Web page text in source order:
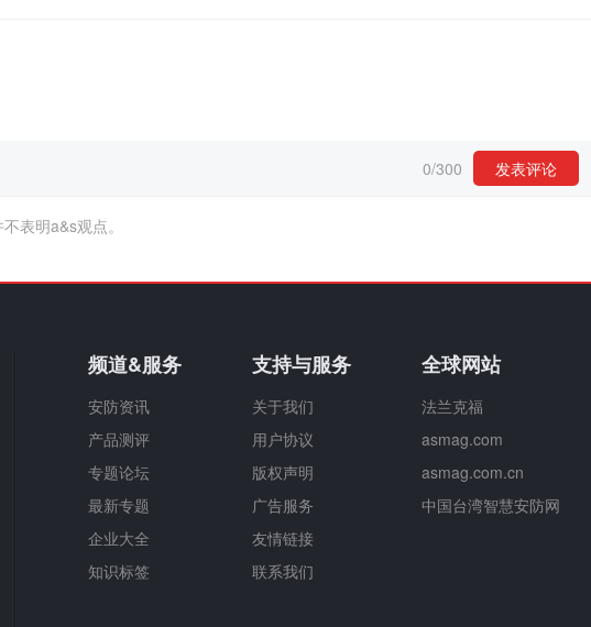
0/300 发表评论
表明a&s观点。
频道&服务
安防资讯
产品测评
专题论坛
最新专题
企业大全
知识标签
支持与服务
关于我们
用户协议
版权声明
广告服务
友情链接
联系我们
全球网站
法兰克福
asmag.com
asmag.com.cn
中国台湾智慧安防网